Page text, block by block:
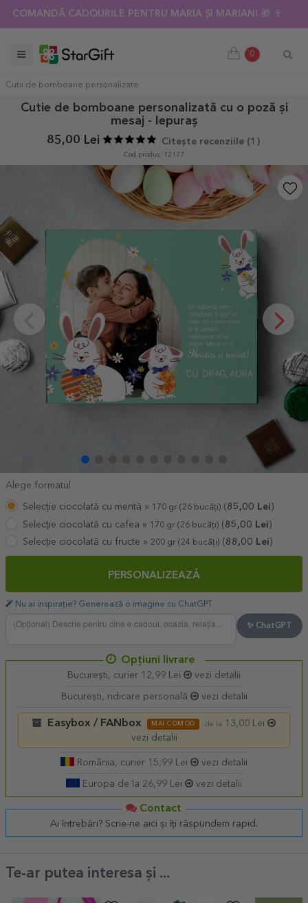
COMANDĂ CADOURILE PENTRU MARIA ȘI MARIAN! 🎁 🍷
0
Cutii de bomboane personalizate
Cutie de bomboane personalizată cu o poză și
mesaj - Iepuraș
85,00 Lei
Citește recenziile (1 )
Cod produs: 12177
Alege formatul
Selecție ciocolată cu mentă » 170 gr (26 bucăți) ( 85,00 Lei )
Selecție ciocolată cu cafea » 170 gr (26 bucăți) (85,00 Lei)
Selecție ciocolată cu fructe » 200 gr (24 bucăți) ( 88,00 Lei )
PERSONALIZEAZĂ
Nu ai inspirație? Generează o imagine cu ChatGPT
✨ ChatGPT
Opțiuni livrare
București, curier 12,99 Lei vezi detalii
București, ridicare personală vezi detalii
Easybox / FANbox MAI COMOD de la
13,00 Lei
vezi detalii
România, curier 15,99 Lei vezi detalii
Europa de la 26,99 Lei vezi detalii
Contact
Ai întrebări? Scrie-ne aici și îți răspundem rapid.
Te-ar putea interesa și ...